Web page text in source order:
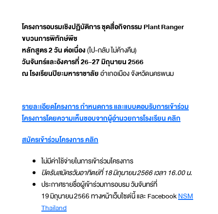
โครงการอบรมเชิงปฏิบัติการ ชุดสื่อกิจกรรม Plant Ranger
ขบวนการพิทักษ์พืช
หลักสูตร 2 วัน ต่อเนื่อง(ไป-กลับ ไม่ค้างคืน)
วันจันทร์และอังคารที่ 26-27 มิถุนายน 2566
ณ โรงเรียนปิยะมหาราชาลัยอำเภอเมือง จังหวัดนครพนม
รายละเอียดโครงการ กำหนดการ และแบบตอบรับการเข้าร่วม
โครงการโดยความเห็นชอบจากผู้อำนวยการโรงเรียน คลิก
สมัครเข้าร่วมโครงการ คลิก
ไม่มีค่าใช้จ่ายในการเข้าร่วมโครงการ
ปิดรับสมัครวันอาทิตย์ที่ 18 มิถุนายน 2566 เวลา 16.00 น.
ประกาศรายชื่อผู้เข้าร่วมการอบรม วันจันทร์ที่
19 มิถุนายน 2566 ทางหน้าเว็บไซต์นี้ และ FacebookNSM
Thailand